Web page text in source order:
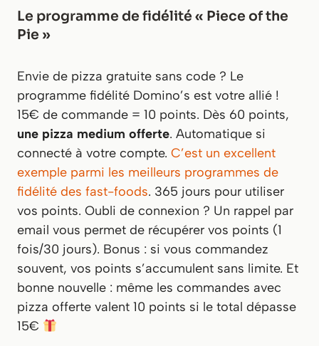
Le programme de fidélité « Piece of the
Pie »
Envie de pizza gratuite sans code ? Le
programme fidélité Domino’s est votre allié !
15€ de commande = 10 points. Dès 60 points,
une pizza medium offerte. Automatique si
connecté à votre compte. C’est un excellent
exemple parmi les meilleurs programmes de
fidélité des fast-foods. 365 jours pour utiliser
vos points. Oubli de connexion ? Un rappel par
email vous permet de récupérer vos points (1
fois/30 jours). Bonus : si vous commandez
souvent, vos points s’accumulent sans limite. Et
bonne nouvelle : même les commandes avec
pizza offerte valent 10 points si le total dépasse
15€